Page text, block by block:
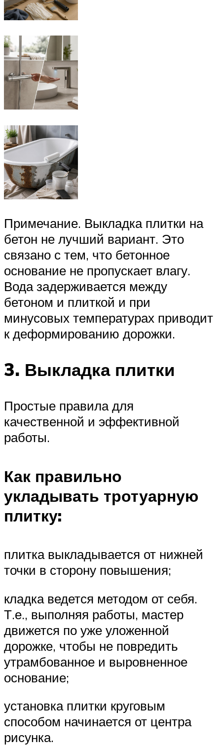
Примечание. Выкладка плитки на
бетон не лучший вариант. Это
связано с тем, что бетонное
основание не пропускает влагу.
Вода задерживается между
бетоном и плиткой и при
минусовых температурах приводит
к деформированию дорожки.
3. Выкладка плитки
Простые правила для
качественной и эффективной
работы.
Как правильно
укладывать тротуарную
плитку:
плитка выкладывается от нижней
точки в сторону повышения;
кладка ведется методом от себя.
Т.е., выполняя работы, мастер
движется по уже уложенной
дорожке, чтобы не повредить
утрамбованное и выровненное
основание;
установка плитки круговым
способом начинается от центра
рисунка.